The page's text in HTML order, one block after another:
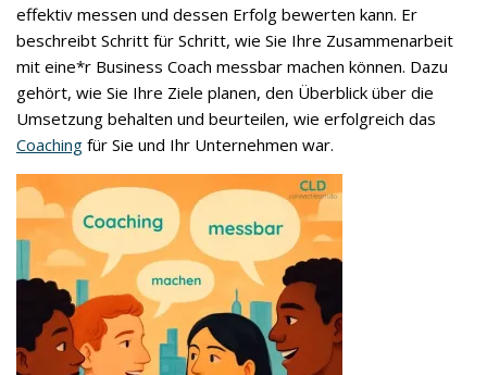
effektiv messen und dessen Erfolg bewerten kann. Er
beschreibt Schritt für Schritt, wie Sie Ihre Zusammenarbeit
mit eine*r Business Coach messbar machen können. Dazu
gehört, wie Sie Ihre Ziele planen, den Überblick über die
Umsetzung behalten und beurteilen, wie erfolgreich das
Coaching für Sie und Ihr Unternehmen war.